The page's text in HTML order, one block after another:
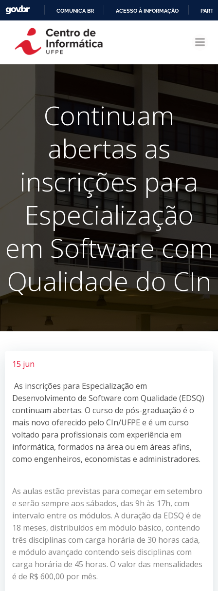
CONTEÚDO
COMUNICA BR ACESSO À INFORMAÇÃO
Continuam
abertas as
inscrições para
Especialização
em Software com
Qualidade do CIn
15 jun
As inscrições para Especialização em
Desenvolvimento de Software com Qualidade (EDSQ)
continuam abertas. O curso de pós-graduação é o
mais novo oferecido pelo CIn/UFPE e é um curso
voltado para profissionais com experiência em
informática, formados na área ou em áreas afins,
como engenheiros, economistas e administradores.
As aulas estão previstas para começar em setembro
e serão sempre aos sábados, das 9h às 17h, com
intervalo entre os módulos. A duração da EDSQ é de
18 meses, distribuídos em módulo básico, contendo
três disciplinas com carga horária de 30 horas cada,
e módulo avançado contendo seis disciplinas com
carga horária de 45 horas. O valor das mensalidades
é de R$ 600,00 por mês.